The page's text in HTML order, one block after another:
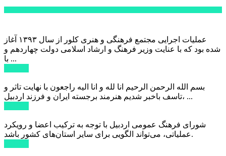
عملیات اجرایی مجتمع فرهنگی و هنری کلور از سال ۱۳۹۳ آغاز
شده بود که با عنایت وزیر فرهنگ و ارشاد اسلامی دولت چهاردهم و
با ...
بسم الله الرحمن الرحیم انا لله و انا الیه راجعون با نهایت تاثر و
تاسف باخبر شدیم هنرمند برجسته ایران و فرزند اردبیل، ...
شورای فرهنگ عمومی اردبیل با توجه به ترکیب اعضا و رویکرد
عملیاتی، می‌تواند الگویی برای سایر استان‌های کشور باشد.